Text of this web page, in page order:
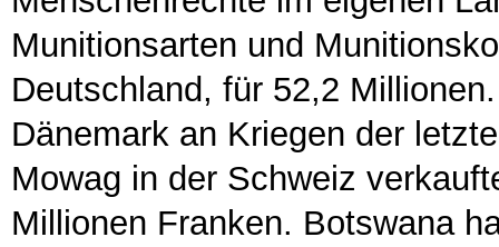
Munitionsarten und
Deutschland, für 52,2
Dänemark an Kriegen der
Mowag in der Schweiz
Millionen Franken. Botswana